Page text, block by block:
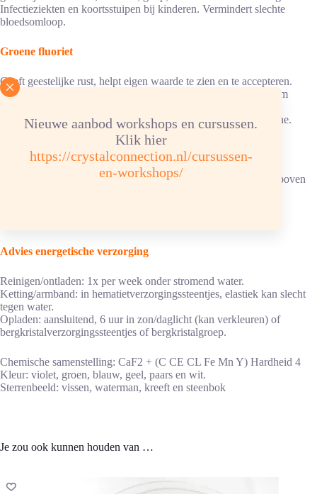
Nieuwe aanbod workshops en cursussen.
Klik hier
https://crystalconnection.nl/cursussen-
en-workshops/
Infectieziekten en koortsstuipen bij kinderen. Vermindert slechte
bloedsomloop.
Groene fluoriet
Geeft geestelijke rust, helpt eigen waarde te zien en te accepteren.
Bevorderd totale liefde, maakt vrolijk, een beschermsteen. Neem
ziekten, hooikoorts, migraine, eczeem. Bij hoofdpijn en migraine.
Regenboogfluoriet (vertoont alle kleuren samen)
Is een geweldige beschermsteen. Heeft alle werkingen die hierboven
Advies energetische verzorging
Reinigen/ontladen: 1x per week onder stromend water.
Ketting/armband: in hematietverzorgingssteentjes, elastiek kan slecht
tegen water.
Opladen: aansluitend, 6 uur in zon/daglicht (kan verkleuren) of
bergkristalverzorgingssteentjes of bergkristalgroep.
Chemische samenstelling: CaF2 + (C CE CL Fe Mn Y) Hardheid 4
Kleur: violet, groen, blauw, geel, paars en wit.
Sterrenbeeld: vissen, waterman, kreeft en steenbok
Je zou ook kunnen houden van …